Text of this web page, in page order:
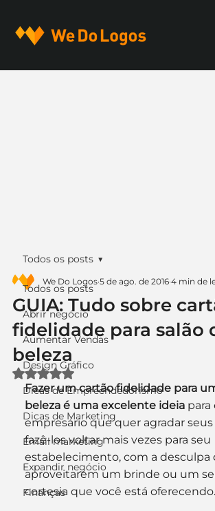
Todos os posts
Abrir negócio
Aumentar Vendas
Design Gráfico
Dicas de Empreendedorismo
Dicas de Marketing
Email marketing
Expandir negócio
Finanças
Todos os posts
GUIA: Tudo sobre
fidelidade para salão
beleza
We Do Logos 5 de ago. de 2016 4 min de
Avaliado com NaN de 5 estrelas.
Fazer um cartão fidelidade para
beleza é uma excelente ideia para
empresário que quer agradar
fazê-los voltar mais vezes para seu
estabelecimento, com a desculpa
aproveitarem um brinde ou um
cortesia que você está oferecendo.